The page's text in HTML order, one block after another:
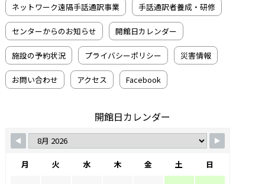
ネットワーク遠隔手話通訳事業 手話通訳者養成・研修
センターからのお知らせ 開館日カレンダー
施設の予約状況 プライバシーポリシー 災害情報
お問い合わせ アクセス Facebook
開館日カレンダー
月 火 水 木 金 土 日